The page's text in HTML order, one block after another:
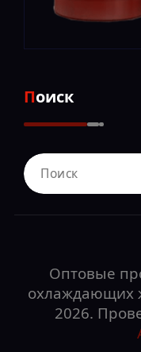
Поиск
Поиск
для:
Оптовые
охлаждающих
2026.